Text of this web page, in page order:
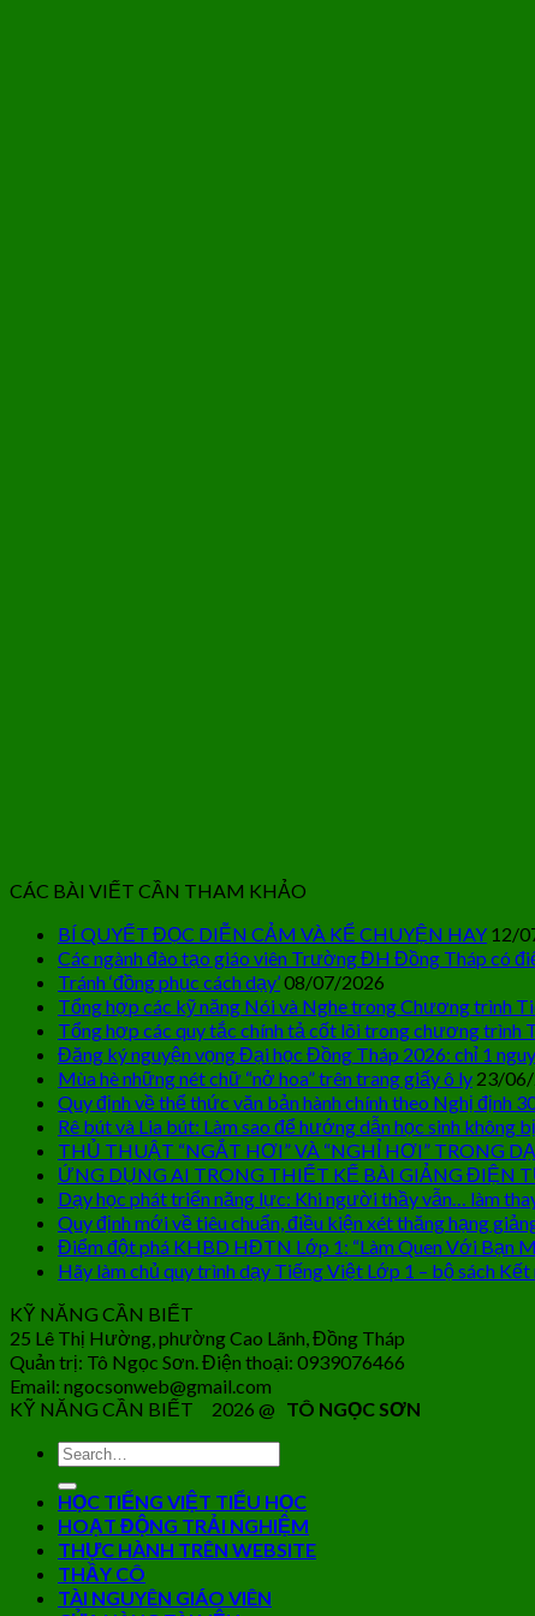
CÁC BÀI VIẾT CẦN THAM KHẢO
BÍ QUYẾT ĐỌC DIỄN CẢM VÀ KỂ CHUYỆN HAY 12/
Các ngành đào tạo giáo viên Trường ĐH Đồng Tháp có
Tránh ‘đồng phục cách dạy’08/07/2026
Tổng hợp các kỹ năng Nói và Nghe trong Chương trình
Tổng hợp các quy tắc chính tả cốt lõi trong chương trình
Đăng ký nguyện vọng Đại học Đồng Tháp 2026: chỉ 1
Mùa hè những nét chữ “nở hoa” trên trang giấy ô ly 23/
Quy định về thể thức văn bản hành chính theo Nghị định
Rê bút và Lia bút: Làm sao để hướng dẫn học sinh không
THỦ THUẬT “NGẮT HƠI” VÀ “NGHỈ HƠI” TRONG
ỨNG DỤNG AI TRONG THIẾT KẾ BÀI GIẢNG ĐIỆN
Dạy học phát triển năng lực: Khi người thầy vẫn… làm
Quy định mới về tiêu chuẩn, điều kiện xét thăng hạng
Điểm đột phá KHBD HĐTN Lớp 1: “Làm Quen Với Bạn
Hãy làm chủ quy trình dạy Tiếng Việt Lớp 1 – bộ sách
KỸ NĂNG CẦN BIẾT
25 Lê Thị Hường, phường Cao Lãnh, Đồng Tháp
Quản trị: Tô Ngọc Sơn. Điện thoại: 0939076466
Email: ngocsonweb@gmail.com
KỸ NĂNG CẦN BIẾT 2026 @ TÔ NGỌC SƠN
HỌC TIẾNG VIỆT TIỂU HỌC
HOẠT ĐỘNG TRẢI NGHIỆM
THỰC HÀNH TRÊN WEBSITE
THẦY CÔ
TÀI NGUYÊN GIÁO VIÊN